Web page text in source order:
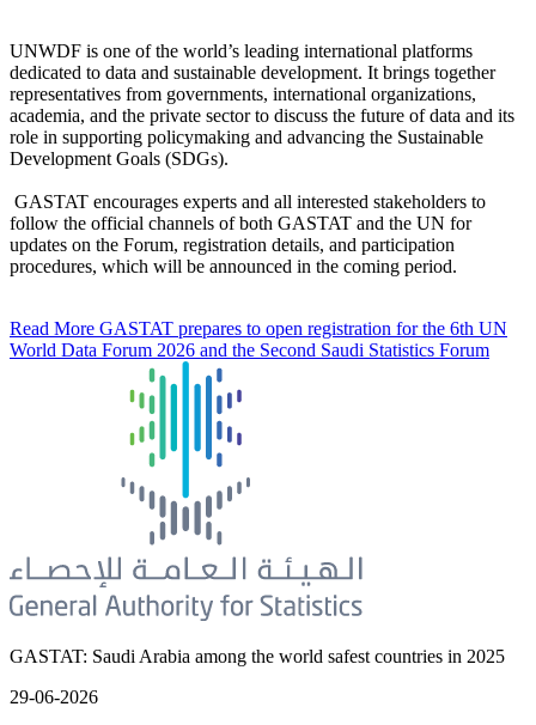
UNWDF is one of the world’s leading international platforms
dedicated to data and sustainable development. It brings together
representatives from governments, international organizations,
academia, and the private sector to discuss the future of data and its
role in supporting policymaking and advancing the Sustainable
Development Goals (SDGs).
GASTAT encourages experts and all interested stakeholders to
follow the official channels of both GASTAT and the UN for
updates on the Forum, registration details, and participation
procedures, which will be announced in the coming period.
Read More GASTAT prepares to open registration for the 6th UN
World Data Forum 2026 and the Second Saudi Statistics Forum
GASTAT: Saudi Arabia among the world safest countries in 2025
29-06-2026